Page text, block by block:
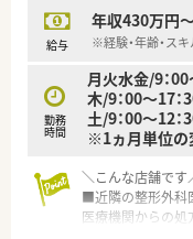
＼研修制度／
◎地域と人を結ぶ
◎社外から講師を
います。
◎学会発表と調剤
◎学会発表は日々
◎調剤過誤防止に
す。
給与
年収430万円
※経験・年齢・ス
勤務
時間
月火水金/9：00
木/9：00～17：
土/9：00～12：
※1ヵ月単位の
＼こんな店舗です
■近隣の整形外科
医療機関からの処